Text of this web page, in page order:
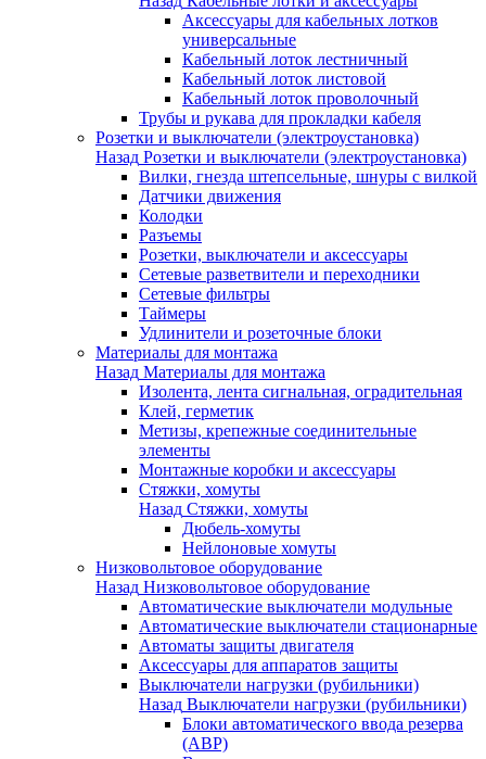
Аксессуары для кабельных лотков
универсальные
Кабельный лоток лестничный
Кабельный лоток листовой
Кабельный лоток проволочный
Трубы и рукава для прокладки кабеля
Розетки и выключатели (электроустановка)
Назад Розетки и выключатели (электроустановка)
Вилки, гнезда штепсельные, шнуры с вилкой
Датчики движения
Колодки
Разъемы
Розетки, выключатели и аксессуары
Сетевые разветвители и переходники
Сетевые фильтры
Таймеры
Удлинители и розеточные блоки
Материалы для монтажа
Назад Материалы для монтажа
Изолента, лента сигнальная, оградительная
Клей, герметик
Метизы, крепежные соединительные
элементы
Монтажные коробки и аксессуары
Стяжки, хомуты
Назад Стяжки, хомуты
Дюбель-хомуты
Нейлоновые хомуты
Низковольтовое оборудование
Назад Низковольтовое оборудование
Автоматические выключатели модульные
Автоматические выключатели стационарные
Автоматы защиты двигателя
Аксессуары для аппаратов защиты
Выключатели нагрузки (рубильники)
Назад Выключатели нагрузки (рубильники)
Блоки автоматического ввода резерва
(АВР)